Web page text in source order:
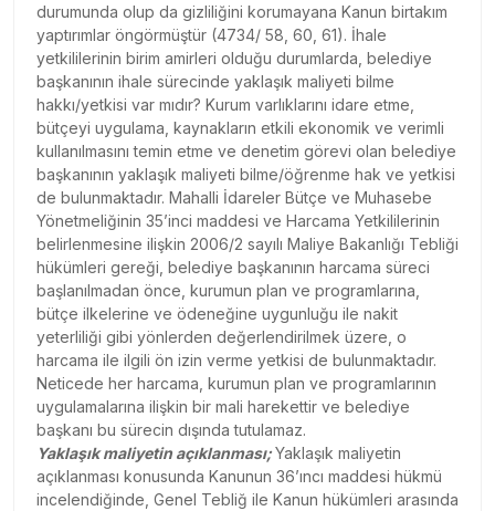
durumunda olup da gizliliğini korumayana Kanun birtakım
yaptırımlar öngörmüştür (4734/ 58, 60, 61). İhale
yetkililerinin birim amirleri olduğu durumlarda, belediye
başkanının ihale sürecinde yaklaşık maliyeti bilme
hakkı/yetkisi var mıdır? Kurum varlıklarını idare etme,
bütçeyi uygulama, kaynakların etkili ekonomik ve verimli
kullanılmasını temin etme ve denetim görevi olan belediye
başkanının yaklaşık maliyeti bilme/öğrenme hak ve yetkisi
de bulunmaktadır. Mahalli İdareler Bütçe ve Muhasebe
Yönetmeliğinin 35’inci maddesi ve Harcama Yetkililerinin
belirlenmesine ilişkin 2006/2 sayılı Maliye Bakanlığı Tebliği
hükümleri gereği, belediye başkanının harcama süreci
başlanılmadan önce, kurumun plan ve programlarına,
bütçe ilkelerine ve ödeneğine uygunluğu ile nakit
yeterliliği gibi yönlerden değerlendirilmek üzere, o
harcama ile ilgili ön izin verme yetkisi de bulunmaktadır.
Neticede her harcama, kurumun plan ve programlarının
uygulamalarına ilişkin bir mali harekettir ve belediye
başkanı bu sürecin dışında tutulamaz.
Yaklaşık maliyetin açıklanması;Yaklaşık maliyetin
açıklanması konusunda Kanunun 36’ıncı maddesi hükmü
incelendiğinde, Genel Tebliğ ile Kanun hükümleri arasında